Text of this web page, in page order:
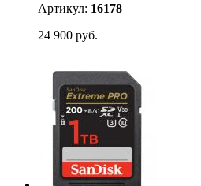
Артикул: 16178
24 900 руб.